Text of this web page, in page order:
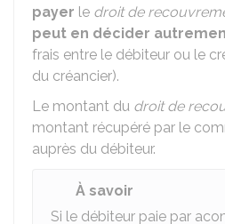
payer le droit de
peut en décider
frais entre le débiteur ou le
du créancier).
Le montant du droit de
montant récupéré par le
auprès du débiteur.
À savoir
Si le débiteur paie par